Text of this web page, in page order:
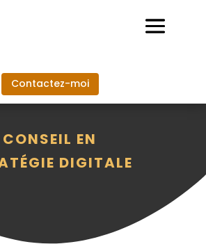
Contactez-moi
CONSEIL EN
DIGITALE